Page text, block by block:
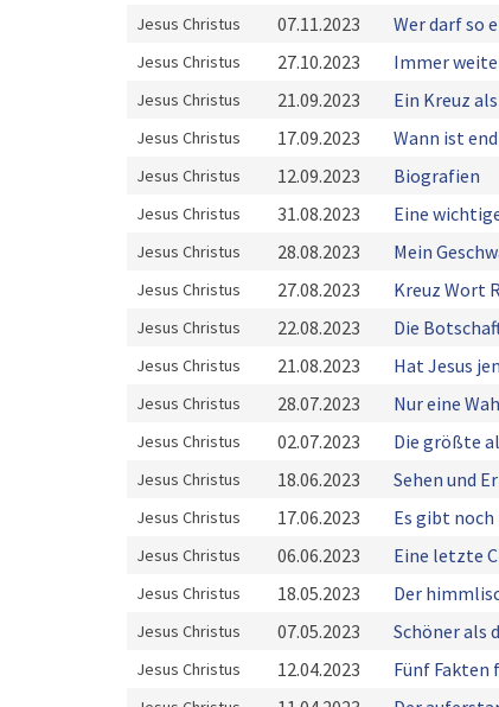
Jesus Christus 07.11.2023 Wer darf so
Jesus Christus 27.10.2023 Immer
Jesus Christus 21.09.2023 Ein Kreuz
Jesus Christus 17.09.2023 Wann ist
Jesus Christus 12.09.2023 Biografien
Jesus Christus 31.08.2023 Eine
Jesus Christus 28.08.2023 Mein
Jesus Christus 27.08.2023 Kreuz Wort
Jesus Christus 22.08.2023 Die
Jesus Christus 21.08.2023 Hat Jesus
Jesus Christus 28.07.2023 Nur eine
Jesus Christus 02.07.2023 Die größte
Jesus Christus 18.06.2023 Sehen und
Jesus Christus 17.06.2023 Es gibt noch
Jesus Christus 06.06.2023 Eine letzte
Jesus Christus 18.05.2023 Der
Jesus Christus 07.05.2023 Schöner als
Jesus Christus 12.04.2023 Fünf Fakten